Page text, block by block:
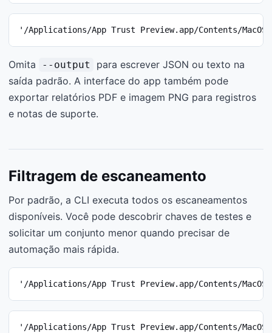
'/Applications/App Trust Preview.app/Contents/
Omita --output
para escrever JSON ou texto na
saída padrão. A interface do app também pode
exportar relatórios PDF e imagem PNG para registros
e notas de suporte.
Filtragem de escaneamento
Por padrão, a CLI executa todos os escaneamentos
disponíveis. Você pode descobrir chaves de testes e
solicitar um conjunto menor quando precisar de
automação mais rápida.
'/Applications/App Trust Preview.app/Contents/
'/Applications/App Trust Preview.app/Contents/